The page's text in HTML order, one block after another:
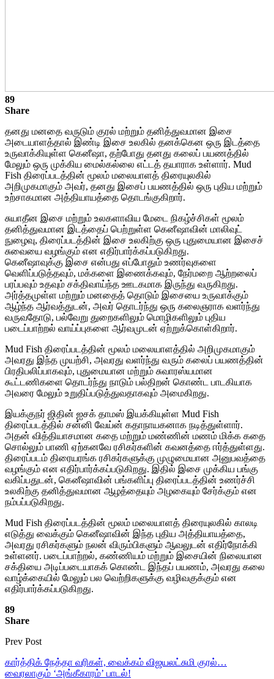
89
Share
தனது மனதை வருடும் குரல் மற்றும் தனித்துவமான இசை
அடையாளத்தால் இண்டி இசை உலகில் தனக்கென ஒரு இடத்தை
உருவாக்கியுள்ள கெனீஷா, தற்போது தனது கலைப் பயணத்தில்
மேலும் ஒரு முக்கிய மைல்கல்லை எட்டத் தயாராக உள்ளார். Mud
Fish திரைப்படத்தின் மூலம் மலையாளத் திரையுலகில்
அறிமுகமாகும் அவர், தனது இசைப் பயணத்தில் ஒரு புதிய மற்றும்
உற்சாகமான அத்தியாயத்தை தொடங்குகிறார்.
சுயாதீன இசை மற்றும் உலகளாவிய மேடை நிகழ்ச்சிகள் மூலம்
தனித்துவமான இடத்தைப் பெற்றுள்ள கெனீஷாவின் மாலிவுட்
நுழைவு, திரைப்படத்தின் இசை உலகிற்கு ஒரு புதுமையான இசைச்
சுவையை வழங்கும் என எதிர்பார்க்கப்படுகிறது.
கெனீஷாவுக்கு இசை என்பது எப்போதும் உணர்வுகளை
வெளிப்படுத்தவும், மக்களை இணைக்கவும், நேர்மறை ஆற்றலைப்
பரப்பவும் உதவும் சக்திவாய்ந்த ஊடகமாக இருந்து வருகிறது.
அர்த்தமுள்ள மற்றும் மனதைத் தொடும் இசையை உருவாக்கும்
ஆழ்ந்த ஆர்வத்துடன், அவர் தொடர்ந்து ஒரு கலைஞராக வளர்ந்து
வருவதோடு, பல்வேறு துறைகளிலும் மொழிகளிலும் புதிய
படைப்பாற்றல் வாய்ப்புகளை ஆர்வமுடன் ஏற்றுக்கொள்கிறார்.
Mud Fish திரைப்படத்தின் மூலம் மலையாளத்தில் அறிமுகமாகும்
அவரது இந்த முயற்சி, அவரது வளர்ந்து வரும் கலைப் பயணத்தின்
பிரதிபலிப்பாகவும், புதுமையான மற்றும் சுவாரஸ்யமான
கூட்டணிகளை தொடர்ந்து நாடும் பல்திறன் கொண்ட பாடகியாக
அவரை மேலும் உறுதிப்படுத்துவதாகவும் அமைகிறது.
இயக்குநர் ஜிதின் ஐசக் தாமஸ் இயக்கியுள்ள Mud Fish
திரைப்படத்தில் சன்னி வேய்ன் கதாநாயகனாக நடித்துள்ளார்.
அதன் வித்தியாசமான கதை மற்றும் மண்ணின் மணம் மிக்க கதை
சொல்லும் பாணி ஏற்கனவே ரசிகர்களின் கவனத்தை ஈர்த்துள்ளது.
திரைப்படம் திரையரங்க ரசிகர்களுக்கு முழுமையான அனுபவத்தை
வழங்கும் என எதிர்பார்க்கப்படுகிறது. இதில் இசை முக்கிய பங்கு
வகிப்பதுடன், கெனீஷாவின் பங்களிப்பு திரைப்படத்தின் உணர்ச்சி
உலகிற்கு தனித்துவமான ஆழத்தையும் அழகையும் சேர்க்கும் என
நம்பப்படுகிறது.
Mud Fish திரைப்படத்தின் மூலம் மலையாளத் திரையுலகில் காலடி
எடுத்து வைக்கும் கெனீஷாவின் இந்த புதிய அத்தியாயத்தை,
அவரது ரசிகர்களும் நலன் விரும்பிகளும் ஆவலுடன் எதிர்நோக்கி
உள்ளனர். படைப்பாற்றல், கண்ணியம் மற்றும் இசையின் நிலையான
சக்தியை அடிப்படையாகக் கொண்ட இந்தப் பயணம், அவரது கலை
வாழ்க்கையில் மேலும் பல வெற்றிகளுக்கு வழிவகுக்கும் என
எதிர்பார்க்கப்படுகிறது.
89
Share
Prev Post
கார்த்திக் நேத்தா வரிகள், வைக்கம் விஜயலட்சுமி குரல்…
வைரலாகும் ‘அங்கீகாரம்’ பாடல்!